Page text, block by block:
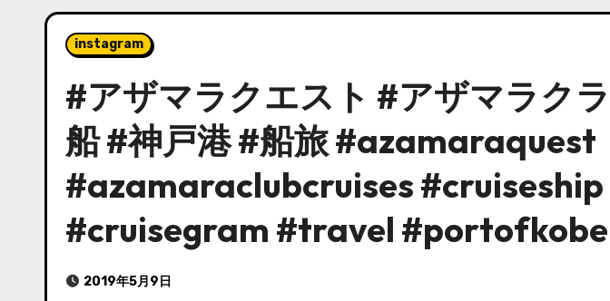
instagram
#アザマラクエスト #アザマラク
船 #神戸港 #船旅 #azamaraquest
#azamaraclubcruises
#cruisegram #travel
2019年5月9日